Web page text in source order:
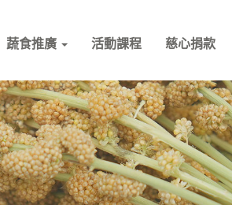
蔬食推廣 活動課程 慈心捐款